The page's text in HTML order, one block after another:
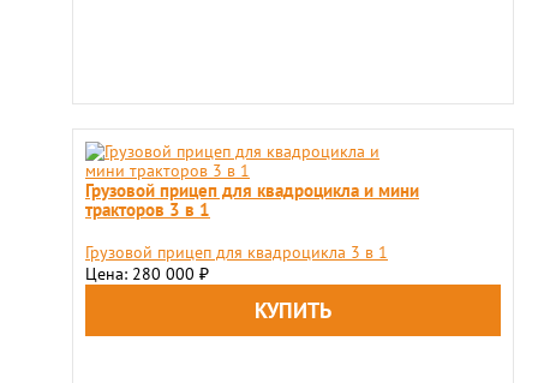
Грузовой прицеп для квадроцикла и мини
тракторов 3 в 1
Грузовой прицеп для квадроцикла 3 в 1
Цена: 280 000 ₽